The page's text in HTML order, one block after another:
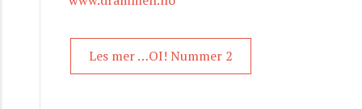
Les mer …OI! Nummer 2